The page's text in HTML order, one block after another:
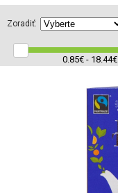
Zoradiť:
0.85€ - 18.44€